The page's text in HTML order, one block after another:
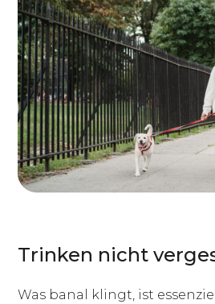
Trinken nicht
Was banal klingt, ist